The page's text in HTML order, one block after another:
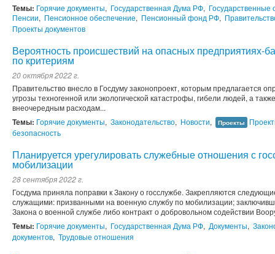
Темы: Горячие документы, Государственная Дума РФ, Государственные
Пенсии, Пенсионное обеспечение, Пенсионный фонд РФ,
Проекты документов
Вероятность происшествий на опасных предприятиях-
по критериям
20 октября 2022 г.
Правительство внесло в Госдуму законопроект, которым предлагается
угрозы техногенной или экологической катастрофы, гибели людей, а
внеочередным расходам...
Темы: Горячие документы, Законодательство, Новости, Проекты
безопасность
Планируется урегулировать служебные отношения с
мобилизации
28 сентября 2022 г.
Госдума приняла поправки к Закону о госслужбе. Закрепляются
служащими: призванными на военную службу по мобилизации;
Закона о военной службе либо контракт о добровольном содействии
Темы: Горячие документы, Государственная Дума РФ, Документы,
документов, Трудовые отношения